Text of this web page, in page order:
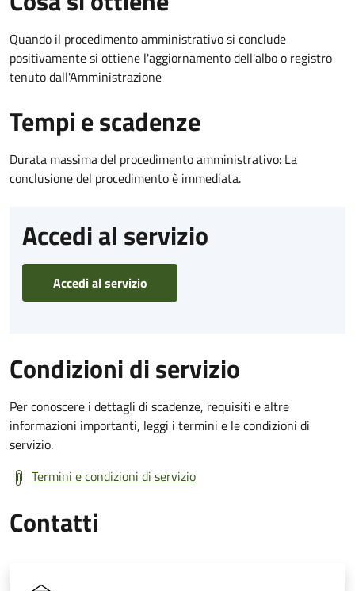
Quando il procedimento amministrativo si conclude
positivamente si ottiene l'aggiornamento dell'albo o registro
tenuto dall'Amministrazione
Tempi e scadenze
Durata massima del procedimento amministrativo: La
conclusione del procedimento è immediata.
Accedi al servizio
Accedi al servizio
Condizioni di servizio
Per conoscere i dettagli di scadenze, requisiti e altre
informazioni importanti, leggi i termini e le condizioni di
servizio.
Termini e condizioni di servizio
Contatti